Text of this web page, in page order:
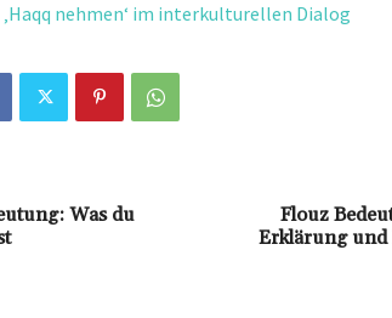
nehmen‘ im interkulturellen Dialog
Was du
Flouz
Erklärung und